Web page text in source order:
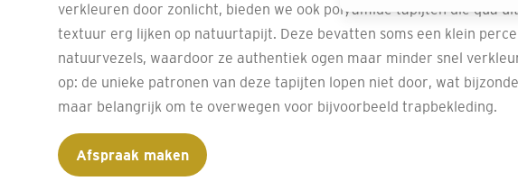
verkleuren door zonlicht, bieden we ook polyamide tapijten die qua
textuur erg lijken op natuurtapijt. Deze bevatten soms een klein
natuurvezels, waardoor ze authentiek ogen maar minder snel
op: de unieke patronen van deze tapijten lopen niet door, wat
maar belangrijk om te overwegen voor bijvoorbeeld trapbekleding.
Afspraak maken